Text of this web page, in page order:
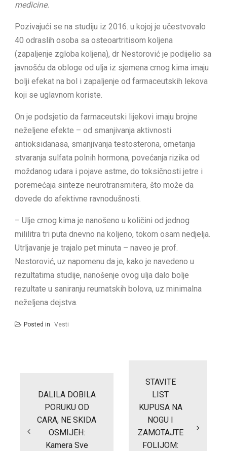
medicine.
Pozivajući se na studiju iz 2016. u kojoj je učestvovalo
40 odraslih osoba sa osteoartritisom koljena
(zapaljenje zgloba koljena), dr Nestorović je podijelio sa
javnošću da obloge od ulja iz sjemena crnog kima imaju
bolji efekat na bol i zapaljenje od farmaceutskih lekova
koji se uglavnom koriste.
On je podsjetio da farmaceutski lijekovi imaju brojne
neželjene efekte – od smanjivanja aktivnosti
antioksidanasa, smanjivanja testosterona, ometanja
stvaranja sulfata polnih hormona, povećanja rizika od
moždanog udara i pojave astme, do toksičnosti jetre i
poremećaja sinteze neurotransmitera, što može da
dovede do afektivne ravnodušnosti.
– Ulje crnog kima je nanošeno u količini od jednog
mililitra tri puta dnevno na koljeno, tokom osam nedjelja.
Utrljavanje je trajalo pet minuta – naveo je prof.
Nestorović, uz napomenu da je, kako je navedeno u
rezultatima studije, nanošenje ovog ulja dalo bolje
rezultate u saniranju reumatskih bolova, uz minimalna
neželjena dejstva.
Posted in Vesti
DALILA DOBILA
PORUKU OD
CARA, NE SKIDA
OSMIJEH:
Kamera Sve
STAVITE
LIST
KUPUSA NA
NOGU I
ZAMOTAJTE
FOLIJOM: